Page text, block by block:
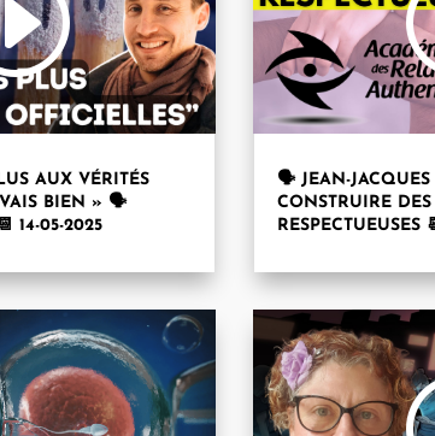
AUX VÉRITÉS
VAIS BIEN » 🗣
14-05-2025
🗣 JEAN-JACQUES
CONSTRUIRE
RESPECTUEUSES